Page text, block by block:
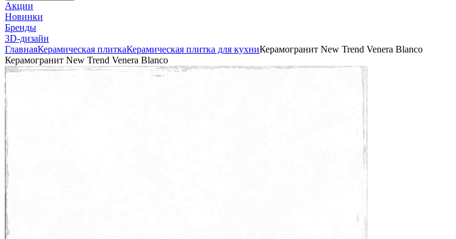
Акции
Новинки
Бренды
3D-дизайн
ГлавнаяКерамическая плиткаКерамическая плитка для кухниКерамогранит New Trend Venera Blanco
Керамогранит New Trend Venera Blanco